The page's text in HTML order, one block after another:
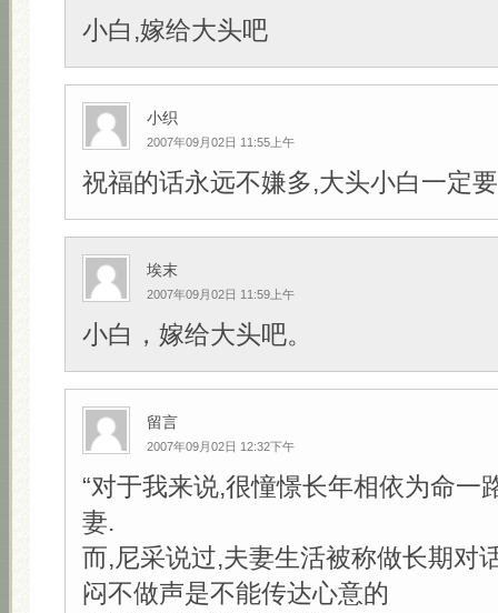
小白,嫁给大头吧
小织
2007年09月02日 11:55上午
祝福的话永远不嫌多,大头小白一定
埃末
2007年09月02日 11:59上午
小白，嫁给大头吧。
留言
2007年09月02日 12:32下午
“对于我来说,很憧憬长年相依为命一
妻.
而,尼采说过,夫妻生活被称做长期对
闷不做声是不能传达心意的